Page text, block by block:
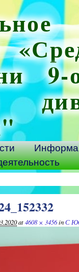
ой
at4608 × 3456inС